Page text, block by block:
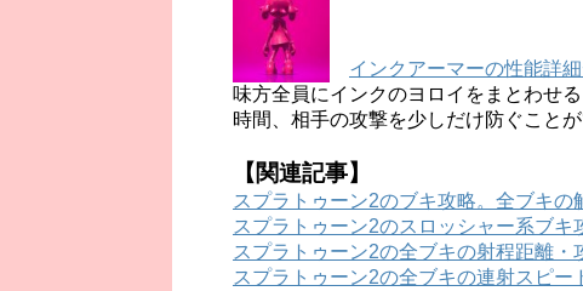
インクアーマーの性能詳
味方全員にインクのヨロイをまとわせ
時間、相手の攻撃を少しだけ防ぐことが
【関連記事】
スプラトゥーン2のブキ攻略。全ブキの
スプラトゥーン2のスロッシャー系ブキ
スプラトゥーン2の全ブキの射程距離・
スプラトゥーン2の全ブキの連射スピー